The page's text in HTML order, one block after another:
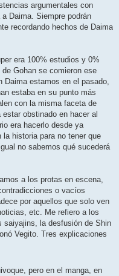
argumentales con
Daima. Siempre podrán
recordando hechos de Daima
era 100% estudios y 0%
Gohan se comieron ese
Daima estamos en el pasado,
estaba en su punto más
con la misma faceta de
obstinado en hacer al
era hacerlo desde ya
historia para no tener que
no sabemos qué sucederá
a los protas en escena,
o vacíos
por aquellos que solo ven
etc. Me refiero a los
saiyajins, la desfusión de Shin
Vegito. Tres explicaciones
pero en el manga, en